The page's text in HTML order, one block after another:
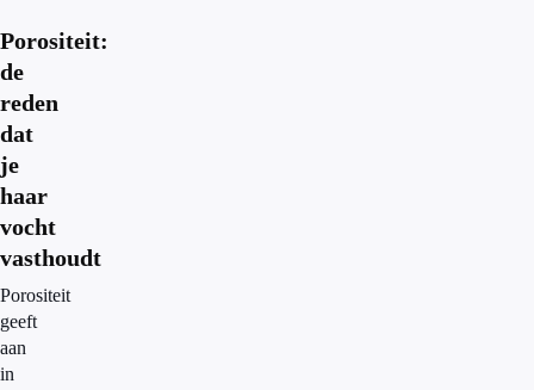
Porositeit:
de
reden
dat
je
haar
vocht
vasthoudt
Porositeit
geeft
aan
in